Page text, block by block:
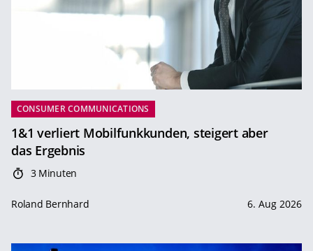
CONSUMER COMMUNICATIONS
1&1 verliert Mobilfunkkunden, steigert aber
das Ergebnis
3 Minuten
Roland Bernhard 6. Aug 2026